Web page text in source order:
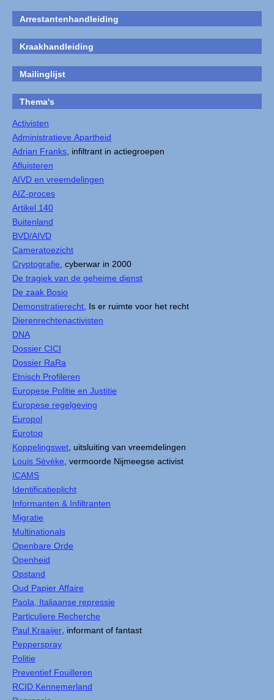
Arrestantenhandleiding
Kraakhandleiding
Mailinglijst
Thema's
Activisten
Administratieve Apartheid
Adrian Franks , infiltrant in actiegroepen
Afluisteren
AIVD en vreemdelingen
AIZ-proces
Artikel 140
Buitenland
BVD/AIVD
Cameratoezicht
Cryptografie , cyberwar in 2000
De tragiek van de geheime dienst
De zaak Bosio
Demonstratierecht , Is er ruimte voor het recht
Dierenrechtenactivisten
DNA
Dossier CICI
Dossier RaRa
Etnisch Profileren
Europese Politie en Justitie
Europese regelgeving
Europol
Eurotop
Koppelingswet , uitsluiting van vreemdelingen
Louis Sévèke , vermoorde Nijmeegse activist
ICAMS
Identificatieplicht
Informanten & Infiltranten
Migratie
Multinationals
Openbare Orde
Openheid
Opstand
Oud Papier Affaire
Paola, Italiaanse repressie
Particuliere Recherche
Paul Kraaijer , informant of fantast
Pepperspray
Politie
Preventief Fouilleren
RCID Kennemerland